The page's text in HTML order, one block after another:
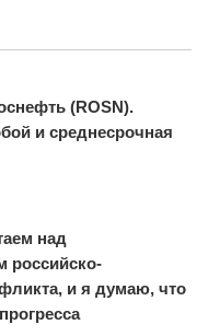
(ROSN).
и среднесрочная
над
российско-
и я думаю, что